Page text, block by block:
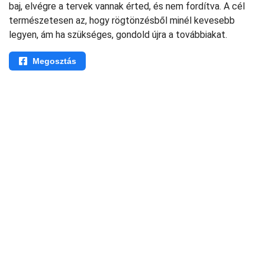
baj, elvégre a tervek vannak érted, és nem fordítva. A cél
természetesen az, hogy rögtönzésből minél kevesebb
legyen, ám ha szükséges, gondold újra a továbbiakat.
Megosztás